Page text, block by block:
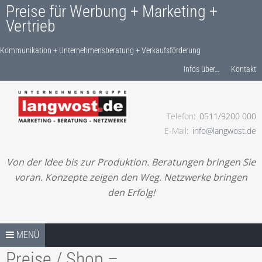
Preise für Werbung + Marketing +
Vertrieb
Kommunikation + Unternehmensberatung + Verkaufsförderung
Infos über…
Kontakt
Kommunikation + Unternehmensberatung +
Telefon 0511/9200 000
E-Mail
info@langwost.de
Von der Idee bis zur Produktion. Beratungen bringen Sie
voran. Konzepte zeigen den Weg. Netzwerke bringen
den Erfolg!
Springe zum Inhalt
MENÜ
PREISE / SHOP – START
LESEN! IHRE ANFRAGE!